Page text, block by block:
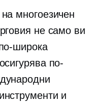
многоезичен
не само ви
широка
по-
и